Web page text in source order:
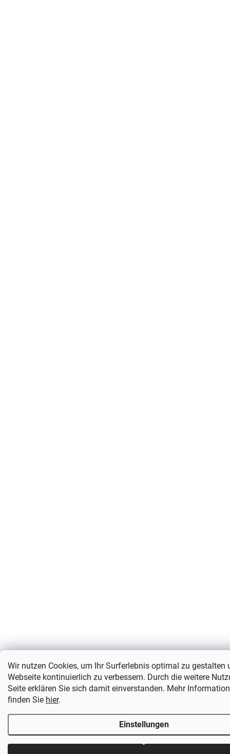
Wir nutzen Cookies, um Ihr Surferlebnis optimal zu gestalten
Webseite kontinuierlich zu verbessern. Durch die weitere
Seite erklären Sie sich damit einverstanden. Mehr
finden Sie hier.
Einstellungen